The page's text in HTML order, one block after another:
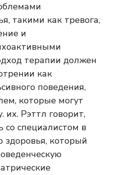
такими как тревога,
и
терапии должен
как
поведения,
которые могут
их. Рэттл говорит,
со специалистом в
здоровья, который